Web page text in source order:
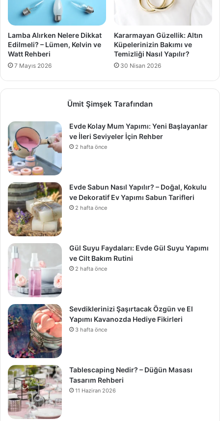
Lamba Alırken Nelere Dikkat
Edilmeli? – Lümen, Kelvin ve
Watt Rehberi
7 Mayıs 2026
Kararmayan Güzellik: Altın
Küpelerinizin Bakımı ve
Temizliği Nasıl Yapılır?
30 Nisan 2026
Ümit Şimşek Tarafından
Evde Kolay Mum Yapımı: Yeni Başlayanlar
ve İleri Seviyeler İçin Rehber
2 hafta önce
Evde Sabun Nasıl Yapılır? – Doğal, Kokulu
ve Dekoratif Ev Yapımı Sabun Tarifleri
2 hafta önce
Gül Suyu Faydaları: Evde Gül Suyu Yapımı
ve Cilt Bakım Rutini
2 hafta önce
Sevdiklerinizi Şaşırtacak Özgün ve El
Yapımı Kavanozda Hediye Fikirleri
3 hafta önce
Tablescaping Nedir? – Düğün Masası
Tasarım Rehberi
11 Haziran 2026